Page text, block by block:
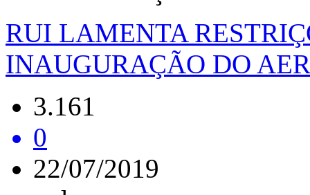
RUI LAMENTA
INAUGURAÇÃO DO
3.161
0
22/07/2019